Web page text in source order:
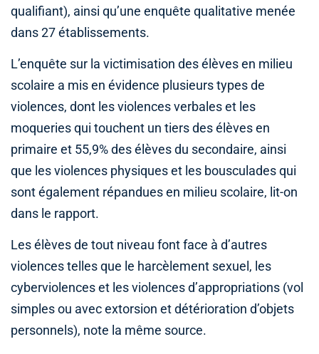
qualifiant), ainsi qu’une enquête qualitative menée
dans 27 établissements.
L’enquête sur la victimisation des élèves en milieu
scolaire a mis en évidence plusieurs types de
violences, dont les violences verbales et les
moqueries qui touchent un tiers des élèves en
primaire et 55,9% des élèves du secondaire, ainsi
que les violences physiques et les bousculades qui
sont également répandues en milieu scolaire, lit-on
dans le rapport.
Les élèves de tout niveau font face à d’autres
violences telles que le harcèlement sexuel, les
cyberviolences et les violences d’appropriations (vol
simples ou avec extorsion et détérioration d’objets
personnels), note la même source.